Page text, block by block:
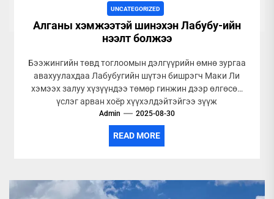
UNCATEGORIZED
Алганы хэмжээтэй шинэхэн Лабубу-ийн
нээлт болжээ
Бээжингийн төвд тоглоомын дэлгүүрийн өмнө зургаа
авахуулахдаа Лабубугийн шүтэн бишрэгч Маки Ли
хэмээх залуу хүзүүндээ төмөр гинжин дээр өлгөсөн
үслэг арван хоёр хүүхэлдэйтэйгээ зүүж
бахархалтай...
Admin 2025-08-30
READ MORE